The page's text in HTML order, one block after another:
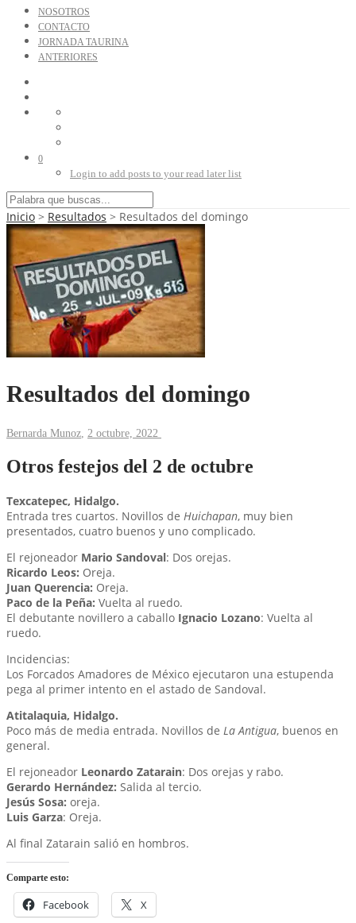
NOSOTROS
CONTACTO
JORNADA TAURINA
ANTERIORES
0
Login to add posts to your read later list
Inicio > Resultados > Resultados del domingo
Resultados del domingo
Bernarda Munoz, 2 octubre, 2022
Otros festejos del 2 de octubre
Texcatepec, Hidalgo.
Entrada tres cuartos. Novillos de Huichapan, muy bien
presentados, cuatro buenos y uno complicado.
El rejoneador Mario Sandoval: Dos orejas.
Ricardo Leos: Oreja.
Juan Querencia: Oreja.
Paco de la Peña: Vuelta al ruedo.
El debutante novillero a caballo Ignacio Lozano: Vuelta al
ruedo.
Incidencias:
Los Forcados Amadores de México ejecutaron una estupenda
pega al primer intento en el astado de Sandoval.
Atitalaquia, Hidalgo.
Poco más de media entrada. Novillos de La Antigua, buenos en
general.
El rejoneador Leonardo Zatarain: Dos orejas y rabo.
Gerardo Hernández: Salida al tercio.
Jesús Sosa: oreja.
Luis Garza: Oreja.
Al final Zatarain salió en hombros.
Comparte esto:
Facebook X